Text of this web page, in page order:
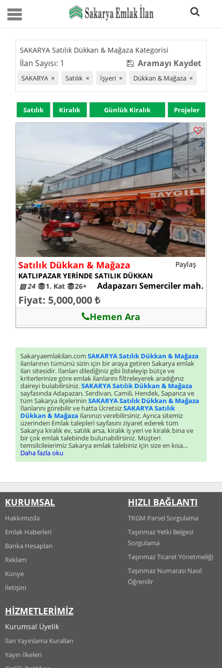
SAKARYA Satılık Dükkan & Mağaza Kategorisi
İlan Sayısı: 1 Aramayı Kaydet
SAKARYA × Satılık × İşyeri × Dükkan & Mağaza ×
Satılık Kiralık Günlük Kiralık Projeler
Satılık Dükkan & Mağaza
KATLIPAZAR YERİNDE SATILIK DÜKKAN
▨ 24
1. Kat 26+ Adapazarı Semerciler mah.
Fiyat: 5,000,000 ₺
Hemen Ara
Paylaş
Sakaryaemlakilan.com SAKARYA Satılık Dükkan & Mağaza
ilanlarının tümünü sizin için bir araya getiren Sakarya emlak
ilan sitesidir. İlanları dilediğiniz gibi listeleyip bütçe ve
kriterlerinize göre emlak ilanlarını filtreleyerek aradığınız
daireyi bulabilirsiniz.SAKARYA Satılık Dükkan & Mağaza
sayfasında Adapazarı, Serdivan, Camili, Hendek, Sapanca ve
tüm Sakarya ilçelerinin SAKARYA Satılık Dükkan & Mağaza
İlanlarını görebilir ve hatta ÜcretsizSAKARYA Satılık
Dükkan & Mağaza ilanınızı verebilirsiniz. Ayrıca sitemiz
üzerinden Emlak talepleri sayfasını ziyaret ederek tüm
Sakarya kiralık ev, satılık arsa, kiralık iş yeri ve kiralık bina ve
bir çok emlak talebinde bulunabilirsiniz. Müşteri
temsilcileierimiz Sakarya emlak talebiniz için size en kısa
sürede dönüş sağlayacaklardır.
Daha fazla oku
KURUMSAL
Hakkımızda
Emlak Haberleri
Banka Hesapları
Reklam
Künye
İletişim
HİZMETLERİMİZ
Kurumsal Üyelik
İlan Yayınlama Kuralları
Yayın İlkeleri
HIZLI BAĞLANTI
TKGM Parsel Sorgulama
Taşınmaz Yetki Belgesi
Sorgulama
Taşınmaz Ticaret Yönetmeliği
Taşınmaz Numarası Nasıl
Öğrenilir